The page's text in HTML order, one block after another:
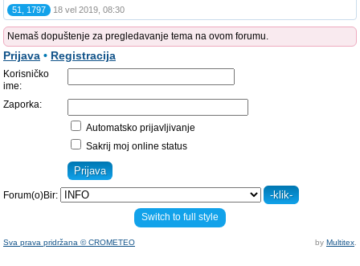
51, 1797 18 vel 2019, 08:30
Nemaš dopuštenje za pregledavanje tema na ovom forumu.
Prijava • Registracija
Korisničko
ime:
Zaporka:
Automatsko prijavljivanje
Sakrij moj online status
Forum(o)Bir:
Switch to full style
Sva prava pridržana © CROMETEO by Multitex